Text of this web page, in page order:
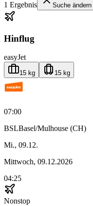
1 Ergebnis Suche ändern
Hinflug
easyJet
15 kg 15 kg
07:00
BSLBasel/Mulhouse (CH)
Mi., 09.12.
Mittwoch, 09.12.2026
04:25
Nonstop